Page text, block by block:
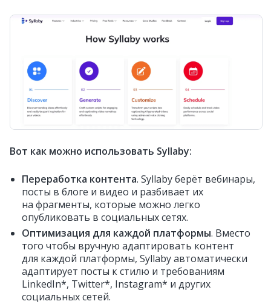
Вот как можно использовать Syllaby:
Переработка контента. Syllaby берёт вебинары,
посты в блоге и видео и разбивает их
на фрагменты, которые можно легко
опубликовать в социальных сетях.
Оптимизация для каждой платформы. Вместо
того чтобы вручную адаптировать контент
для каждой платформы, Syllaby автоматически
адаптирует посты к стилю и требованиям
LinkedIn*, Twitter*, Instagram* и других
социальных сетей.